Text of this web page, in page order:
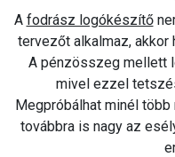
A fodrász logókészítő
tervezőt alkalmaz,
A pénzösszeg mellett
mivel ezzel
Megpróbálhat minél
továbbra is nagy az